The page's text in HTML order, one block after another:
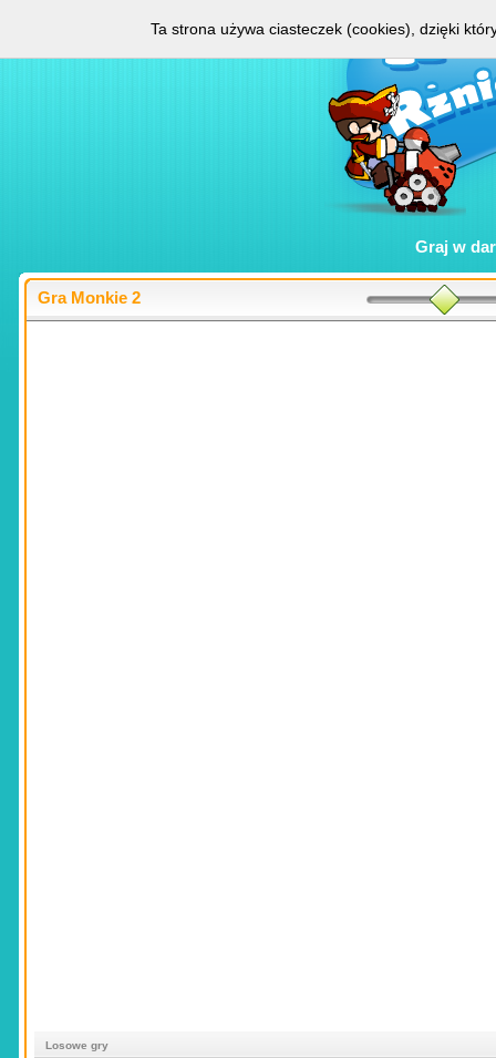
Graj w
Gra Monkie 2
Losowe gry
Ta strona używa ciasteczek (cookies), dzięki